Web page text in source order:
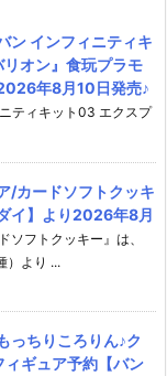
ン インフィニティキ
オン』食玩プラモ
年8月10日発売♪
ティキット03 エクスプ
/カードソフトクッキ
イ】より2026年8月
ソフトクッキー』は、
）より ...
っちりころりん♪ク
ギュア予約【バン